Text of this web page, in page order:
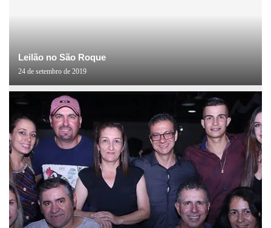
Leilão no São Roque
24 de setembro de 2019